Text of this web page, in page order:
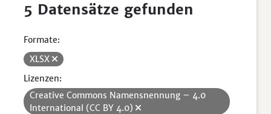
5 Datensätze gefunden
Formate:
XLSX
Lizenzen:
Creative Commons Namensnennung – 4.0
International (CC BY 4.0)